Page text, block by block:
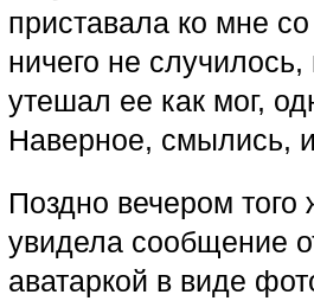
приставала ко мне
ничего не
утешал ее как мог,
Наверное, смылись,
Поздно вечером того
увидела сообщение
аватаркой в виде